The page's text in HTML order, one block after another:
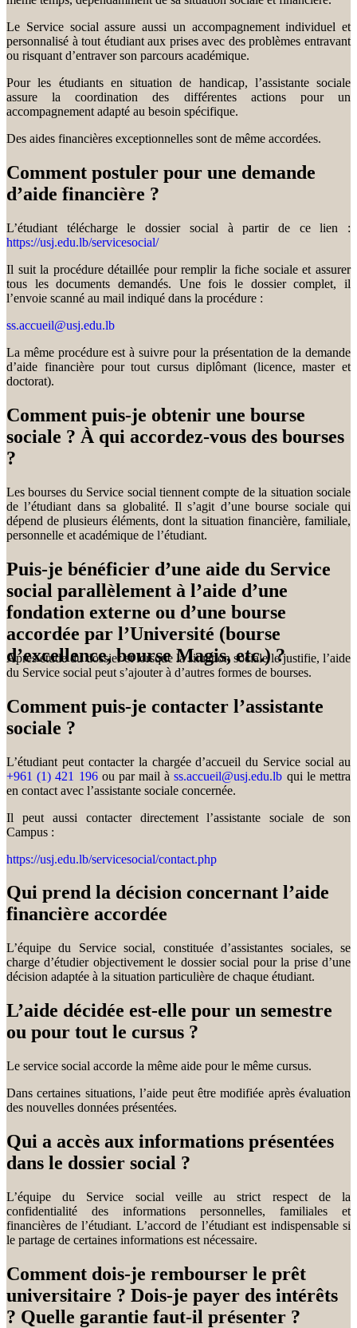
Le Service social assure aussi un accompagnement individuel et
personnalisé à tout étudiant aux prises avec des problèmes entravant
ou risquant d’entraver son parcours académique.
Pour les étudiants en situation de handicap, l’assistante sociale
assure la coordination des différentes actions pour un
accompagnement adapté au besoin spécifique.
Des aides financières exceptionnelles sont de même accordées.
Comment postuler pour une demande
d’aide financière ?
L’étudiant télécharge le dossier social à partir de ce lien :
https://usj.edu.lb/servicesocial/
Il suit la procédure détaillée pour remplir la fiche sociale et assurer
tous les documents demandés. Une fois le dossier complet, il
l’envoie scanné au mail indiqué dans la procédure :
ss.accueil@usj.edu.lb
La même procédure est à suivre pour la présentation de la demande
d’aide financière pour tout cursus diplômant (licence, master et
doctorat).
Comment puis-je obtenir une bourse
sociale ? À qui accordez-vous des bourses
?
Les bourses du Service social tiennent compte de la situation sociale
de l’étudiant dans sa globalité. Il s’agit d’une bourse sociale qui
dépend de plusieurs éléments, dont la situation financière, familiale,
personnelle et académique de l’étudiant.
Puis-je bénéficier d’une aide du Service
social parallèlement à l’aide d’une
fondation externe ou d’une bourse
accordée par l’Université (bourse
d’excellence, bourse Magis, etc.) ?
Après étude du dossier et lorsque la situation sociale le justifie, l’aide
du Service social peut s’ajouter à d’autres formes de bourses.
Comment puis-je contacter l’assistante
sociale ?
L’étudiant peut contacter la chargée d’accueil du Service social au
+961 (1) 421 196ou par mail àss.accueil@usj.edu.lb qui le mettra
en contact avec l’assistante sociale concernée.
Il peut aussi contacter directement l’assistante sociale de son
Campus :
https://usj.edu.lb/servicesocial/contact.php
Qui prend la décision concernant l’aide
financière accordée
L’équipe du Service social, constituée d’assistantes sociales, se
charge d’étudier objectivement le dossier social pour la prise d’une
décision adaptée à la situation particulière de chaque étudiant.
L’aide décidée est-elle pour un semestre
ou pour tout le cursus ?
Le service social accorde la même aide pour le même cursus.
Dans certaines situations, l’aide peut être modifiée après évaluation
des nouvelles données présentées.
Qui a accès aux informations présentées
dans le dossier social ?
L’équipe du Service social veille au strict respect de la
confidentialité des informations personnelles, familiales et
financières de l’étudiant. L’accord de l’étudiant est indispensable si
le partage de certaines informations est nécessaire.
Comment dois-je rembourser le prêt
universitaire ? Dois-je payer des intérêts
? Quelle garantie faut-il présenter ?